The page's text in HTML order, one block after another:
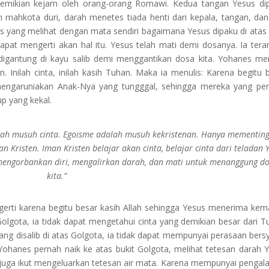
kejam oleh orang-orang Romawi. Kedua tangan Yesus
mahkota duri, darah menetes tiada henti dari kepala, tangan,
yang melihat dengan mata sendiri bagaimana Yesus dipaku di atas
mengerti akan hal itu. Yesus telah mati demi dosanya. Ia
di kayu salib demi menggantikan dosa kita. Yohanes
Inilah cinta, inilah kasih Tuhan. Maka ia menulis: Karena begitu
Anak-Nya yang tungggal, sehingga mereka yang
yang kekal.
musuh cinta. Egoisme adalah musuh kekristenan. Hanya
Kristen. Iman Kristen belajar akan cinta, belajar cinta dari teladan
diri, mengalirkan darah, dan mati untuk menanggung
kita.”
karena begitu besar kasih Allah sehingga Yesus menerima
ia tidak dapat mengetahui cinta yang demikian besar dari
disalib di atas Golgota, ia tidak dapat mempunyai perasaan
pernah naik ke atas bukit Golgota, melihat tetesan darah
ikut mengeluarkan tetesan air mata. Karena mempunyai